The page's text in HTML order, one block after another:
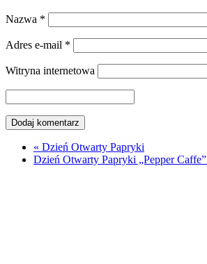
Nazwa *
Adres e-mail *
Witryna internetowa
« Dzień Otwarty Papryki
Dzień Otwarty Papryki „Pepper Caffe”